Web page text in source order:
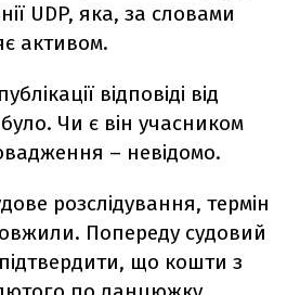
UDP, яка, за словами
активом.
відповіді від
Чи є він учасником
– невідомо.
розслідування, термін
Попереду судовий
що кошти з